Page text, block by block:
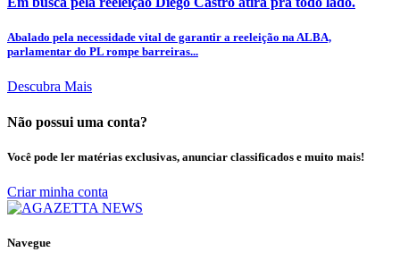
Abalado pela necessidade vital de garantir a reeleição na ALBA,
parlamentar do PL rompe barreiras...
Descubra Mais
Não possui uma conta?
Você pode ler matérias exclusivas, anunciar classificados e muito mais!
Criar minha conta
Navegue